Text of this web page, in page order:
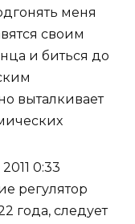
меня
своим
и биться до
выталкивает
0:33
регулятор
года, следует